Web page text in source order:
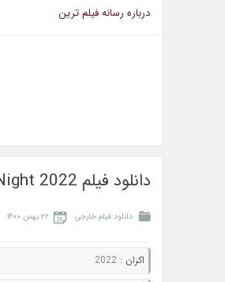
درباره رسانه فيلم ترين
دانلود فیلم The Long Night 2022 شب طولانی
دانلود فیلم خارجی ۲۲ بهمن ۱۴۰۰
اکران :2022